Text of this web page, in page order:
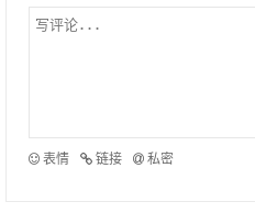
表情 链接 私密